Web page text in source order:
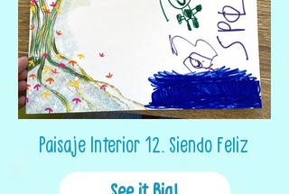
Paisaje Interior 12. Siendo Feliz